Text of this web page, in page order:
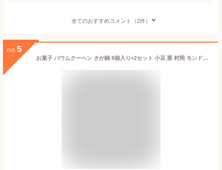
全てのおすすめコメント（2件）
no. 5
お菓子 バウムクーヘン さが錦 8個入り×2セット 小豆 栗 村岡 モンドセレクション4年連続金賞受賞 佐賀錦 佐賀土産 ギフト お取り寄せ 贈答 ご当地 銘菓 サガニシキ さがにしき お菓子